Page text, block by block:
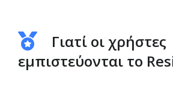
Γιατί οι χρήστες
εμπιστεύονται το